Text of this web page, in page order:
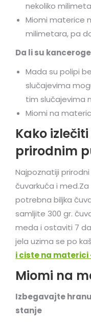
nekoliko
Miomi materice
milimetara, pa
Da li su
Mada su polipi
slučajevima
tim slučajevima
Miomi na
Kako
prirodnim
Najpoznatiji
čuvarkuća i
potrebna biljka
samljite 300 gr.
meda i ostaviti 7
jela uzima se po
i ciste na materici
Miomi na
Izbegavajte
stanje